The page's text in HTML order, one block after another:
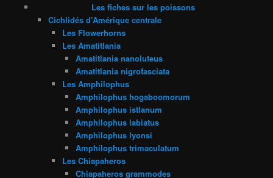
Les fiches sur les poissons
Cichlidés d’Amérique centrale
Les Flowerhorns
Les Amatitlania
Amatitlania nanoluteus
Amatitlania nigrofasciata
Les Amphilophus
Amphilophus hogaboomorum
Amphilophus istlanum
Amphilophus labiatus
Amphilophus lyonsi
Amphilophus trimaculatum
Les Chiapaheros
Chiapaheros grammodes